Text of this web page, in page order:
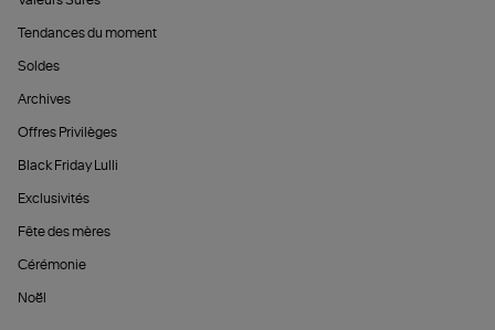
Tendances du moment
Soldes
Archives
Offres Privilèges
Black Friday Lulli
Exclusivités
Fête des mères
Cérémonie
Noël